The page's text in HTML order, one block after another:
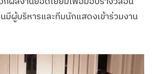
มีผู้บริหารและทีมนักแสดงเข้าร่วมงาน